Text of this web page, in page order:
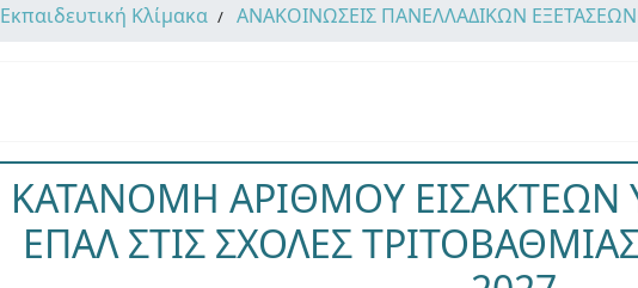
Εκπαιδευτική Κλίμακα ΑΝΑΚΟΙΝΩΣΕΙΣ ΠΑΝΕΛΛΑΔΙΚΩΝ ΕΞΕΤΑΣΕΩΝ
ΚΑΤΑΝΟΜΗ ΑΡΙΘΜΟΥ ΕΙΣΑΚΤΕΩΝ
ΕΠΑΛ ΣΤΙΣ ΣΧΟΛΕΣ